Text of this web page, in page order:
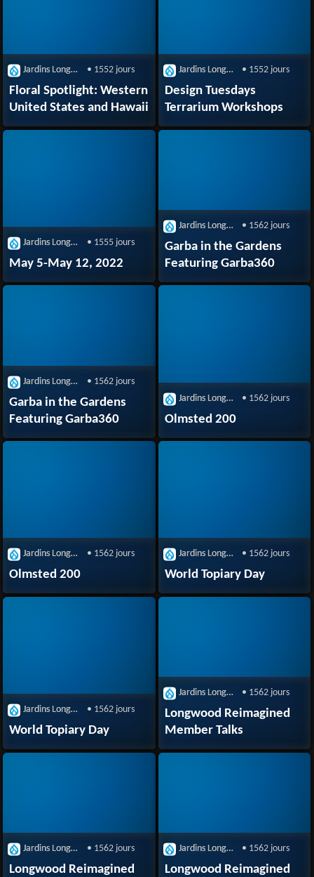
Jardins Longwood • 1552 jours
Floral Spotlight: Western
United States and Hawaii
Jardins Longwood • 1552 jours
Design Tuesdays
Terrarium Workshops
Jardins Longwood • 1555 jours
May 5-May 12, 2022
Jardins Longwood • 1562 jours
Garba in the Gardens
Featuring Garba360
Jardins Longwood • 1562 jours
Garba in the Gardens
Featuring Garba360
Jardins Longwood • 1562 jours
Olmsted 200
Jardins Longwood • 1562 jours
Olmsted 200
Jardins Longwood • 1562 jours
World Topiary Day
Jardins Longwood • 1562 jours
World Topiary Day
Jardins Longwood • 1562 jours
Longwood Reimagined
Member Talks
Jardins Longwood • 1562 jours
Longwood Reimagined
Jardins Longwood • 1562 jours
Longwood Reimagined